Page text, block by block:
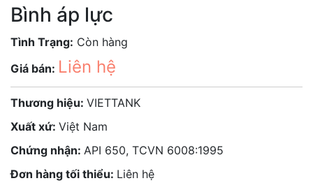
Bình áp lực
Tình Trạng: Còn hàng
Giá bán: Liên hệ
Thương hiệu: VIETTANK
Xuất xứ: Việt Nam
Chứng nhận: API 650, TCVN 6008:1995
Đơn hàng tối thiểu: Liên hệ